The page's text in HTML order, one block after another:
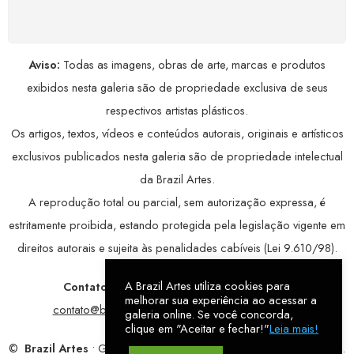
Aviso: Todas as imagens, obras de arte, marcas e produtos
exibidos nesta galeria são de propriedade exclusiva de seus
respectivos artistas plásticos.
Os artigos, textos, vídeos e conteúdos autorais, originais e artísticos
exclusivos publicados nesta galeria são de propriedade intelectual
da Brazil Artes.
A reprodução total ou parcial, sem autorização expressa, é
estritamente proibida, estando protegida pela legislação vigente em
direitos autorais e sujeita às penalidades cabíveis (Lei 9.610/98).
Contatos: WhatsApp:79 9998-1221/ E-mail:
contato@brazilartes.com/ Instagram:@brazilartes
© Brazil Artes • Galeria Online.9 anosde história (2017 – 2026).
A Brazil Artes utiliza cookies para
melhorar sua experiência ao acessar a
galeria online. Se você concorda,
clique em "Aceitar e fechar!"Leia mais!